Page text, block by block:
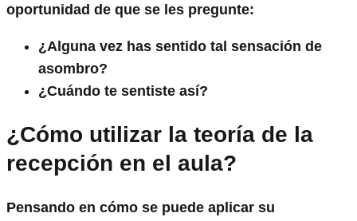
oportunidad de que se les pregunte:
¿Alguna vez has sentido tal sensación de
asombro?
¿Cuándo te sentiste así?
¿Cómo utilizar la teoría de la
recepción en el aula?
Pensando en cómo se puede aplicar su